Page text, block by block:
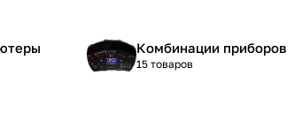
Комбинации приборов
15 товаров